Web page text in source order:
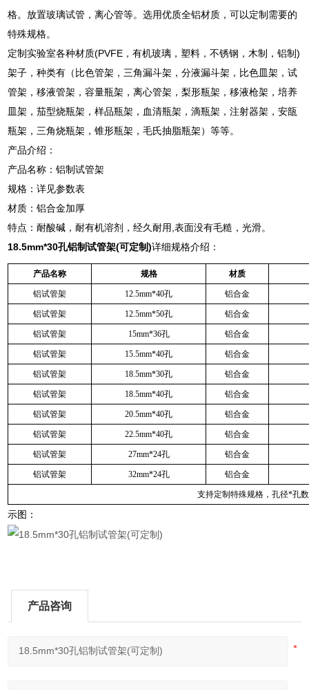
格。放置玻璃试管，离心管等。选用优质全铝材质，可以定制需要的
特殊规格。
定制实验室各种材质(PVFE，有机玻璃，塑料，不锈钢，木制，铝制)
架子，种类有（比色管架，三角漏斗架，分液漏斗架，比色皿架，试
管架，移液管架，容量瓶架，离心管架，梨形瓶架，移液枪架，培养
皿架，茄型烧瓶架，样品瓶架，血清瓶架，滴瓶架，注射器架，安瓿
瓶架，三角烧瓶架，锥形瓶架，毛氏抽脂瓶架）等等。
产品介绍：
产品名称：铝制试管架
规格：详见参数表
材质：铝合金加厚
特点：耐酸碱，耐有机溶剂，经久耐用,表面没有毛糙，光滑。
18.5mm*30孔铝制试管架(可定制)详细规格介绍：
产品名称 规格 材质
铝试管架 12.5mm*40孔 铝合金
铝试管架 12.5mm*50孔 铝合金
铝试管架 15mm*36孔 铝合金
铝试管架 15.5mm*40孔 铝合金
铝试管架 18.5mm*30孔 铝合金
铝试管架 18.5mm*40孔 铝合金
铝试管架 20.5mm*40孔 铝合金
铝试管架 22.5mm*40孔 铝合金
铝试管架 27mm*24孔 铝合金
铝试管架 32mm*24孔 铝合金
支持定制特殊规格，孔径*孔数
示图：
产品咨询